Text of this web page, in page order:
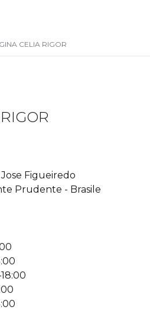
CELIA RIGOR
Figueiredo
Prudente - Brasile